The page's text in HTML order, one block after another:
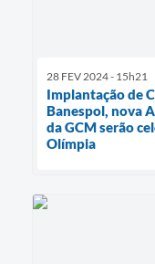
28 FEV 2024 - 15h21
Implantação de
Banespol, nova
da GCM serão
Olímpia